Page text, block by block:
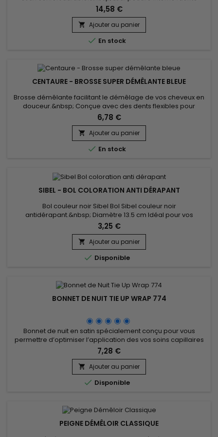
l’enfilage, même sur des mains légèrement humides, tandis
que leur latex souple assure une excellente sensibilité tactile,
parfait pour les tâches précises.&nbsp; Ces gants jetables
offrent une barrière efficace contre les contaminants,...
14,58 €
 Ajouter au panier
 En stock
CENTAURE - BROSSE SUPER DÉMÊLANTE BLEUE
Brosse démêlante facilitant le démêlage de vos cheveux en
douceur.&nbsp; Conçue avec des dents flexibles pour
réduire la casse et la perte lors du démêlage, elle garantit un
démêlage sans nœuds et naturel.&nbsp; Elle est idéale pour
tous types de cheveux.
6,78 €
 Ajouter au panier
 En stock
SIBEL - BOL COLORATION ANTI DÉRAPANT
Bol couleur noir Sibel Bol Sibel couleur noir
antidérapant.&nbsp; Diamètre 13.5 cm Idéal pour vos
colorations, lissages etc...
3,25 €
 Ajouter au panier
 Disponible
BONNET DE NUIT TIE UP WRAP 774
Bonnet de nuit en satin spécialement conçu pour vous
permettre d’optimiser l’application des vos soins capillaires
en améliorant leur efficacité pour un meilleur résultat.&nbsp;
Permet de prévenir les pertes de cheveux et de garder au
mieux votre coiffure, améliore la santé de vos cheveux.
7,28 €
 Ajouter au panier
 Disponible
PEIGNE DÉMÊLOIR CLASSIQUE